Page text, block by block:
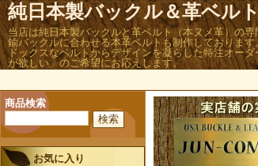
純日本製バックル＆革ベル
当店は純日本製バックルと革ベルト（本ヌメ革）の
鍮バックルに合わせる本革ベルトも制作しておりま
ドックスなベルトからデザインを凝らした特注オー
が欲しい」のご希望にお応えします。
商品検索
お気に入り